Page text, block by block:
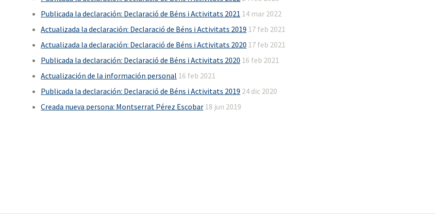
Publicada la declaración: Declaració de Béns i Activitats 2021 14 mar 2022
Actualizada la declaración: Declaració de Béns i Activitats 2019 17 feb 2021
Actualizada la declaración: Declaració de Béns i Activitats 2020 17 feb 2021
Publicada la declaración: Declaració de Béns i Activitats 2020 16 feb 2021
Actualización de la información personal 16 feb 2021
Publicada la declaración: Declaració de Béns i Activitats 2019 24 dic 2020
Creada nueva persona: Montserrat Pérez Escobar 18 jun 2019